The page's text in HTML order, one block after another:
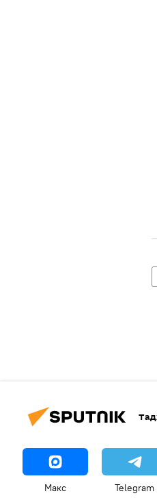
Макс Telegram